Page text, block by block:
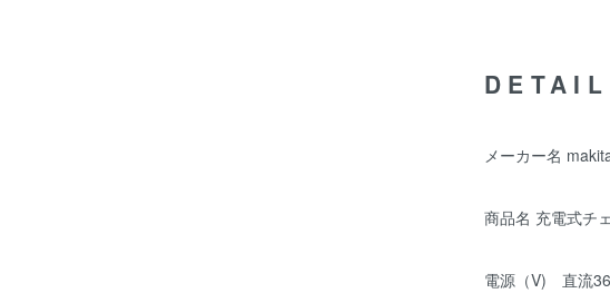
DETAIL
メーカー名
商品名 充電式チ
電源（V) 直流